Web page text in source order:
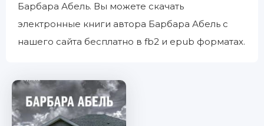
Барбара Абель. Вы можете скачать
электронные книги автора Барбара Абель с
нашего сайта бесплатно в fb2 и epub форматах.